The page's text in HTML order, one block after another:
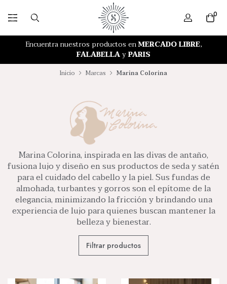
0
Encuentra nuestros productos enMERCADO LIBRE,
FALABELLAyPARIS
RETIRO GRATIS EN NUESTRA TIENDA
Inicio Marcas Marina Colorina
Marina Colorina, inspirada en las divas de antaño,
fusiona lujo y diseño en sus productos de seda y satén
para el cuidado del cabello y la piel. Sus fundas de
almohada, turbantes y gorros son el epítome de la
elegancia, minimizando la fricción y brindando una
experiencia de lujo para quienes buscan mantener la
belleza y bienestar.
Filtrar productos